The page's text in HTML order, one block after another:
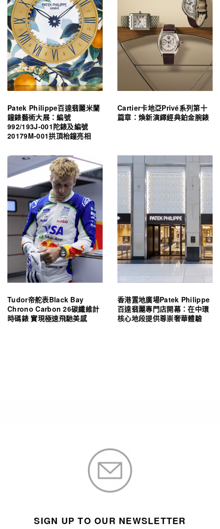
Patek Philippe百達翡麗米蘭
鐘錶藝術大展：編號
992/193J-001陀錶及編號
20179M-001拱頂枱鐘亮相
Cartier卡地亞Privé系列第十
篇章：煥新演繹經典鉑金腕錶
Tudor帝舵表Black Bay
Chrono Carbon 26碳纖維計
時碼錶 實現極速飛馳美感
香港置地廣場Patek Philippe
百達翡麗專門店開幕：在中環
核心地段提供尊崇奢華體驗
SIGN UP TO OUR NEWSLETTER